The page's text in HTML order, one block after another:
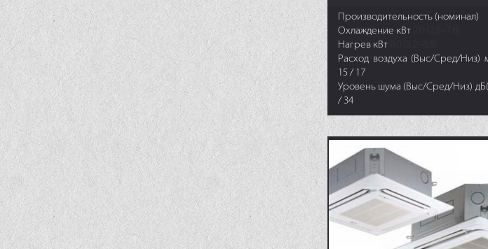
Производительность (номинал)
Охлаждение кВт
Нагрев кВт
Расход воздуха (Выс/Сред/Низ)
15 / 17
Уровень шума (Выс/Сред/Низ)
/ 34